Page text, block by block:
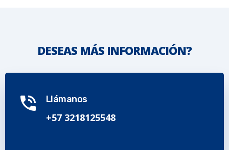
DESEAS MÁS INFORMACIÓN?
Llámanos
+57 3218125548